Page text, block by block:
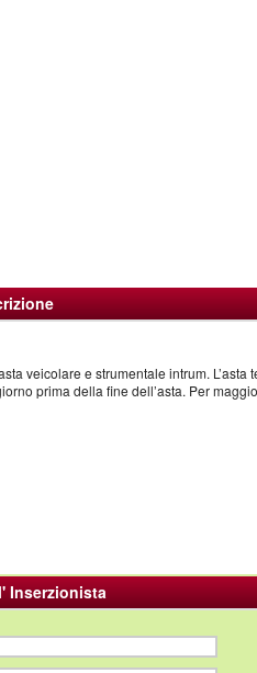
veicolare e strumentale intrum. L’asta
prima della fine dell’asta. Per